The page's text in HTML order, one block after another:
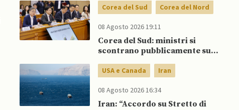
Corea del Sud Corea del Nord
08 Agosto 2026 19:11
Corea del Sud: ministri si
scontrano pubblicamente su
spinge per dialogo
USA e Canada Iran
08 Agosto 2026 16:34
Iran: “Accordo su Stretto di